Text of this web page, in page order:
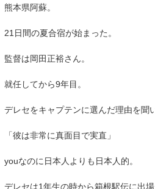
熊本県阿蘇。
21日間の夏合宿が始まった。
監督は岡田正裕さん。
就任してから9年目。
デレセをキャプテンに選んだ理由を聞
「彼は非常に真面目で実直」
youなのに日本人よりも日本人的。
デレセは1年生の時から箱根駅伝に出場